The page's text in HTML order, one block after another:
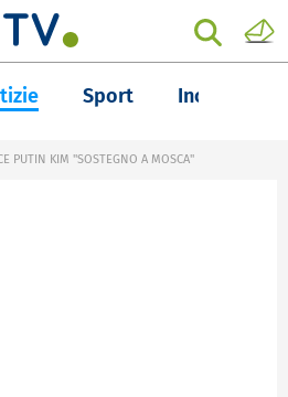
Sport Inchieste
PUTIN KIM "SOSTEGNO A MOSCA"